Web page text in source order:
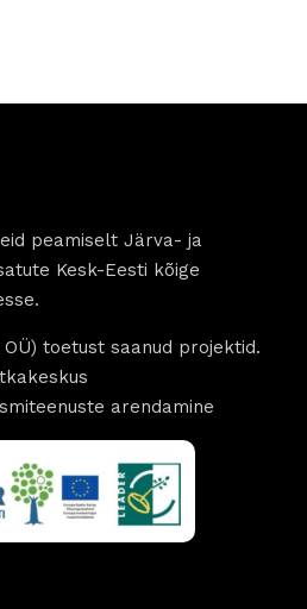
peamiselt Järva- ja
Kesk-Eesti kõige
toetust saanud projektid.
arendamine